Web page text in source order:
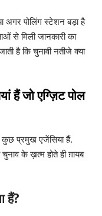
अगर पोलिंग स्टेशन बड़ा है
से मिली जानकारी का
है कि चुनावी नतीजे क्या
हैं जो एग्ज़िट पोल
कुछ प्रमुख एजेंसिया हैं.
के ख़त्म होते ही ग़ायब
हैं?